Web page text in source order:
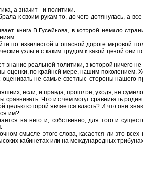
а значит - и политики.
к своим рукам то, до чего дотянулась, а
книга В.Гусейнова, в которой немало
по извилистой и опасной дороге мировой
узлы и с каким трудом и какой ценой
знание реальной политики, в которой ничего
оценки, по крайней мере, нашим поколением.
оценивать не самые светлые стороны
если, и правда, прошлое, уходя, не
сравнивать. Что и с чем могут сравнивать
целью которой является власть? И что они
им?
на него и, собственно, для того и
смысле этого слова, касается ли это
кабинетах или на международных